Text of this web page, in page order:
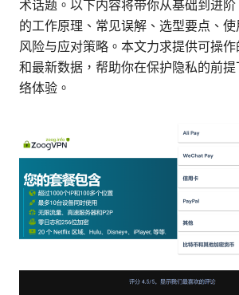
术话题。以下内容将带你从基础到进
的工作原理、常见误解、选型要点、
风险与应对策略。本文力求提供可操
和最新数据，帮助你在保护隐私的前
络体验。